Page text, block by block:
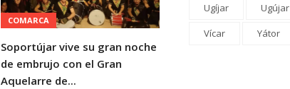
COMARCA
Soportújar vive su gran noche
de embrujo con el Gran
Aquelarre de...
Ugíjar
Ugújar
Vícar
Yátor